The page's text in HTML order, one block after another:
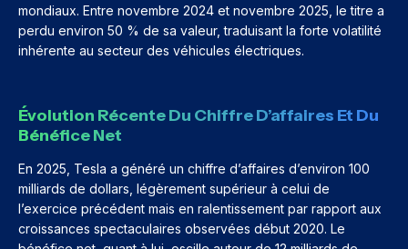
mondiaux. Entre novembre 2024 et novembre 2025, le titre a
perdu environ 50 % de sa valeur, traduisant la forte volatilité
inhérente au secteur des véhicules électriques.
Évolution Récente Du Chiffre D’affaires Et Du
Bénéfice Net
En 2025, Tesla a généré un chiffre d’affaires d’environ 100
milliards de dollars, légèrement supérieur à celui de
l’exercice précédent mais en ralentissement par rapport aux
croissances spectaculaires observées début 2020. Le